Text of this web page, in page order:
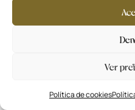
Ver
Política de cookies